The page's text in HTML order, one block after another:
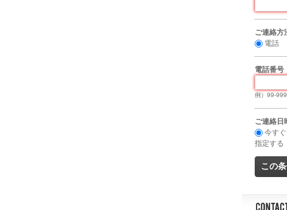
ご連絡方
電話
電話番号
例）99-
ご連絡日
今す
指定する